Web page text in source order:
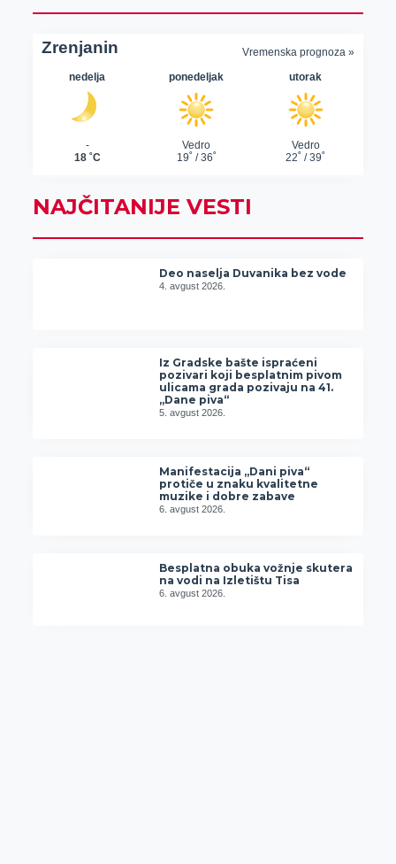
NAJČITANIJE VESTI
Deo naselja Duvanika bez vode
4. avgust 2026.
Iz Gradske bašte ispraćeni
pozivari koji besplatnim pivom
ulicama grada pozivaju na 41.
„Dane piva“
5. avgust 2026.
Manifestacija „Dani piva“
protiče u znaku kvalitetne
muzike i dobre zabave
6. avgust 2026.
Besplatna obuka vožnje skutera
na vodi na Izletištu Tisa
6. avgust 2026.